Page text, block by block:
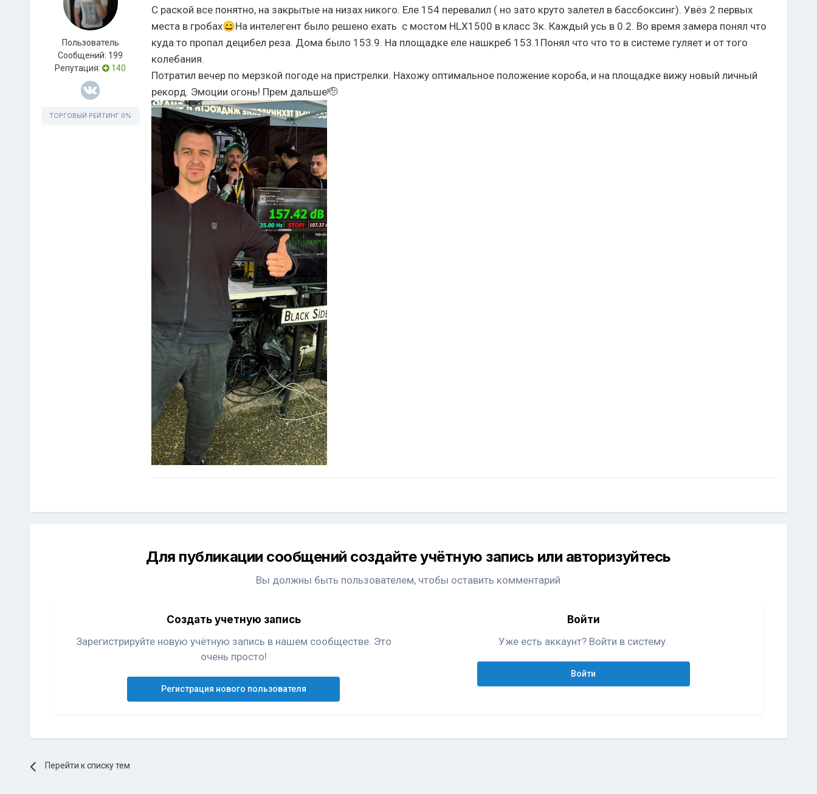
Пользователь
Сообщений: 199
Репутация:
140
ТОРГОВЫЙ РЕЙТИНГ 0%
С раской все понятно, на закрытые на низах никого. Еле 154 перевалил ( но зато круто залетел в бассбоксинг). Увёз 2 первых
места в гробах😄На интелегент было решено ехать с мостом HLX1500 в класс 3к. Каждый усь в 0.2. Во время замера понял что
куда то пропал децибел реза. Дома было 153.9. На площадке еле нашкреб 153.1Понял что что то в системе гуляет и от того
колебания.
Потратил вечер по мерзкой погоде на пристрелки. Нахожу оптимальное положение короба, и на площадке вижу новый личный
рекорд. Эмоции огонь! Прем дальше🫡
Для публикации сообщений создайте учётную запись или авторизуйтесь
Вы должны быть пользователем, чтобы оставить комментарий
Создать учетную запись
Зарегистрируйте новую учётную запись в нашем сообществе. Это
очень просто!
Регистрация нового пользователя
Войти
Уже есть аккаунт? Войти в систему.
Войти
Перейти к списку тем